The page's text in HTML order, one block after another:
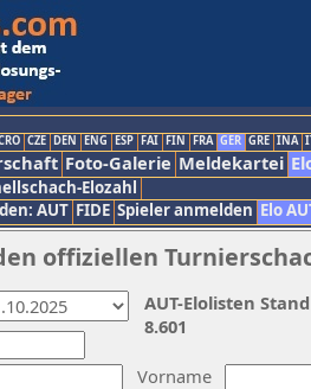
CZE DEN ENG ESP FAI FIN FRA GER GRE INA
Foto-Galerie Meldekartei
Elozahl
AUT FIDE Spieler anmelden Elo
offiziellen
Vorname
AUT-Elolisten
8.601